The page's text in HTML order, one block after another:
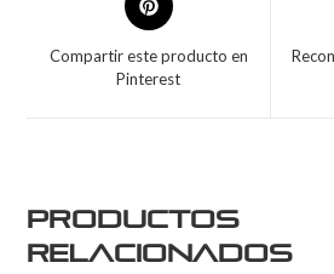
Compartir este producto en
Pinterest
Productos
relacionados